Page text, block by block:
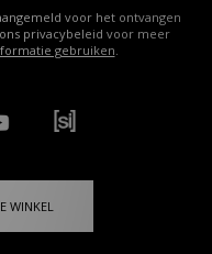
voor het ontvangen
privacybeleid voor meer
gebruiken
WINKEL